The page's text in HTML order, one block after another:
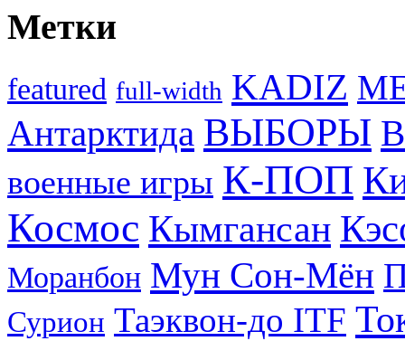
Метки
featured full-width KADIZ
Антарктида ВЫБОРЫ
военные игры К-ПОП
Космос Кымгансан
Моранбон Мун Сон-Мён
Сурион Таэквон-до ITF